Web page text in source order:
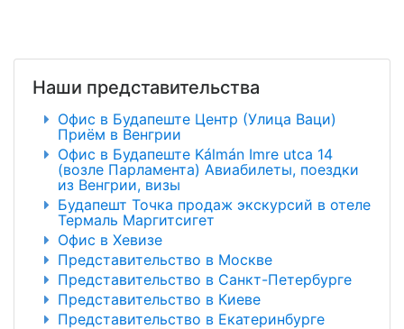
Наши представительства
Офис в Будапеште Центр (Улица Ваци)
Приём в Венгрии
Офис в Будапеште Kálmán Imre utca 14
(возле Парламента) Авиабилеты, поездки
из Венгрии, визы
Будапешт Точка продаж экскурсий в отеле
Термаль Маргитсигет
Офис в Хевизе
Представительство в Москве
Представительство в Санкт-Петербурге
Представительство в Киеве
Представительство в Екатеринбурге